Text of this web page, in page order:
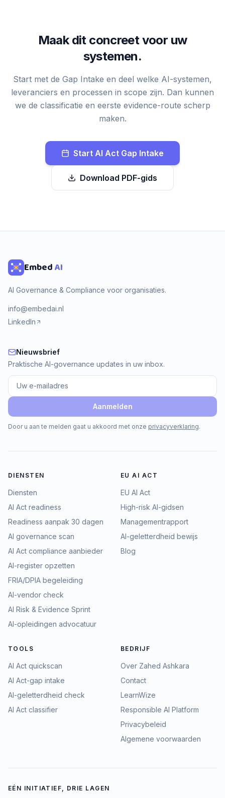
Maak dit concreet voor uw
systemen.
Start met de Gap Intake en deel welke AI-systemen,
leveranciers en processen in scope zijn. Dan kunnen
we de classificatie en eerste evidence-route scherp
maken.
Start AI Act Gap Intake
Download PDF-gids
EmbedAI
AI Governance & Compliance voor organisaties.
info@embedai.nl
LinkedIn
Nieuwsbrief
Nieuwsbrief
Praktische AI-governance updates in uw inbox.
Aanmelden
Door u aan te melden gaat u akkoord met onze privacyverklaring.
DIENSTEN
Diensten
AI Act readiness
Readiness aanpak 30 dagen
AI governance scan
AI Act compliance aanbieder
AI-register opzetten
FRIA/DPIA begeleiding
AI-vendor check
AI Risk & Evidence Sprint
AI-opleidingen advocatuur
EU AI ACT
EU AI Act
High-risk AI-gidsen
Managementrapport
AI-geletterdheid bewijs
Blog
TOOLS
AI Act quickscan
AI Act-gap intake
AI-geletterdheid check
AI Act classifier
BEDRIJF
Over Zahed Ashkara
Contact
LearnWize
Responsible AI Platform
Privacybeleid
Algemene voorwaarden
EÉN INITIATIEF, DRIE LAGEN